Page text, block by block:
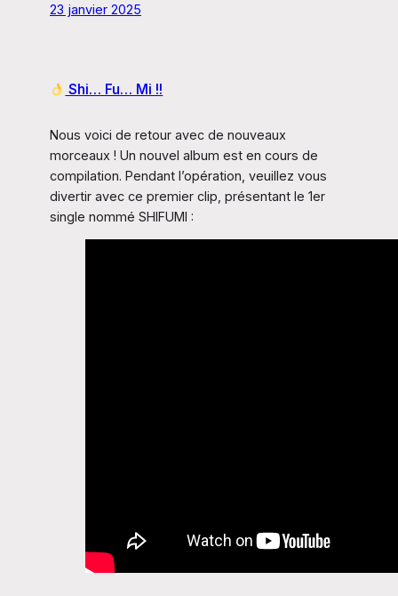
23 janvier 2025
Shi… Fu… Mi !!
Nous voici de retour avec de nouveaux
morceaux ! Un nouvel album est en cours de
compilation. Pendant l’opération, veuillez vous
divertir avec ce premier clip, présentant le 1er
single nommé SHIFUMI :